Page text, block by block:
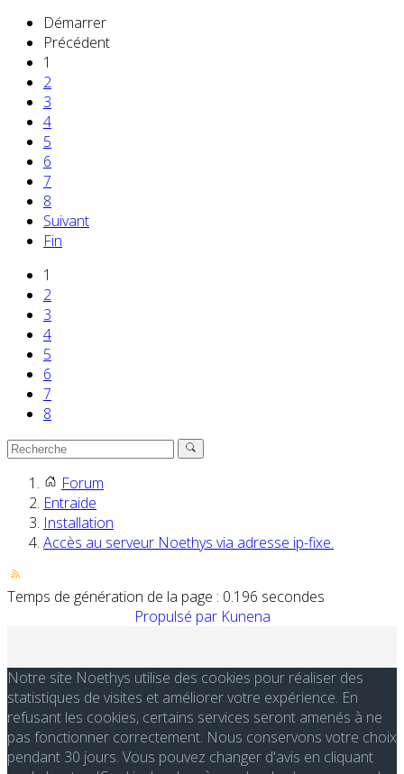
Démarrer
Précédent
1
2
3
4
5
6
7
8
Suivant
Fin
1
2
3
4
5
6
7
8
Forum
Entraide
Installation
Accès au serveur Noethys via adresse ip-fixe.
Temps de génération de la page : 0.196 secondes
Propulsé par Kunena
Notre site Noethys utilise des cookies pour réaliser des
statistiques de visites et améliorer votre expérience. En
refusant les cookies, certains services seront amenés à ne
pas fonctionner correctement. Nous conservons votre choix
pendant 30 jours. Vous pouvez changer d'avis en cliquant